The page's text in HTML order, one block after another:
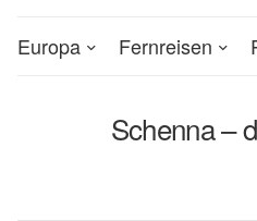
Europa Fernreisen
Schenna –